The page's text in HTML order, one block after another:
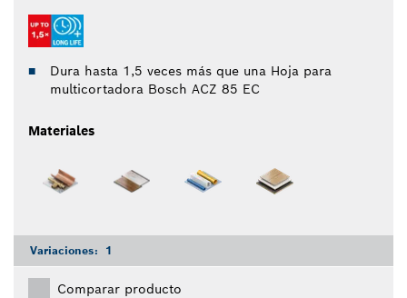
Dura hasta 1,5 veces más que una Hoja para
multicortadora Bosch ACZ 85 EC
Materiales
Variaciones: 1
Comparar producto